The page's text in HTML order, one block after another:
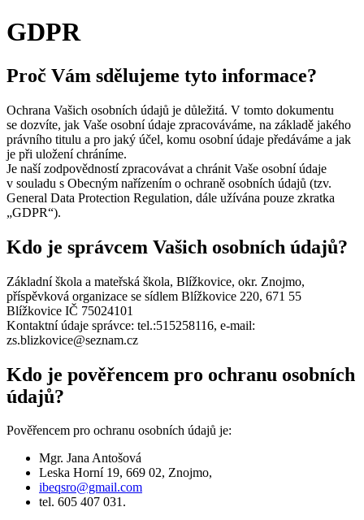
GDPR
Proč Vám sdělujeme tyto informace?
Ochrana Vašich osobních údajů je důležitá. V tomto dokumentu
se dozvíte, jak Vaše osobní údaje zpracováváme, na základě jakého
právního titulu a pro jaký účel, komu osobní údaje předáváme a jak
je při uložení chráníme.
Je naší zodpovědností zpracovávat a chránit Vaše osobní údaje
v souladu s Obecným nařízením o ochraně osobních údajů (tzv.
General Data Protection Regulation, dále užívána pouze zkratka
„GDPR“).
Kdo je správcem Vašich osobních údajů?
Základní škola a mateřská škola, Blížkovice, okr. Znojmo,
příspěvková organizace se sídlem Blížkovice 220, 671 55
Blížkovice IČ 75024101
Kontaktní údaje správce: tel.:515258116, e-mail:
zs.blizkovice@seznam.cz
Kdo je pověřencem pro ochranu osobních
údajů?
Pověřencem pro ochranu osobních údajů je:
Mgr. Jana Antošová
Leska Horní 19, 669 02, Znojmo,
ibeqsro@gmail.com
tel. 605 407 031.